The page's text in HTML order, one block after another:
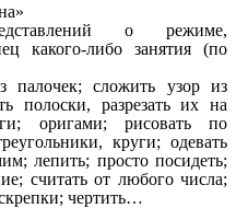
о режиме,
какого-либо занятия (по
палочек; сложить узор из
полоски, разрезать их на
оригами; рисовать по
круги; одевать
лепить; просто посидеть;
считать от любого числа;
чертить…